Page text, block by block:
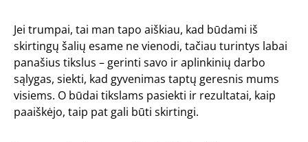
Jei trumpai, tai man tapo aiškiau, kad būdami iš
skirtingų šalių esame ne vienodi, tačiau turintys labai
panašius tikslus – gerinti savo ir aplinkinių darbo
sąlygas, siekti, kad gyvenimas taptų geresnis mums
visiems. O būdai tikslams pasiekti ir rezultatai, kaip
paaiškėjo, taip pat gali būti skirtingi.